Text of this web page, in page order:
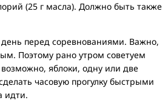
(25 г масла). Должно быть также
перед соревнованиями. Важно,
Поэтому рано утром советуем
возможно, яблоки, одну или две
часовую прогулку быстрыми
идти.